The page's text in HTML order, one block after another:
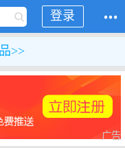
登录
>>
广告